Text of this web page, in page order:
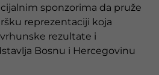
sponzorima da pruže
reprezentaciji koja
rezultate i
Bosnu i Hercegovinu